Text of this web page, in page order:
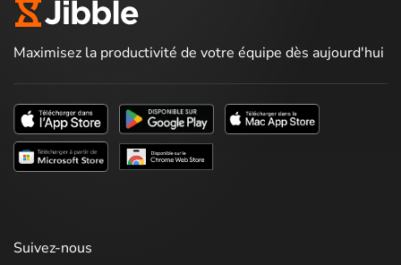
Maximisez la productivité de votre équipe dès aujourd'hui
Suivez-nous